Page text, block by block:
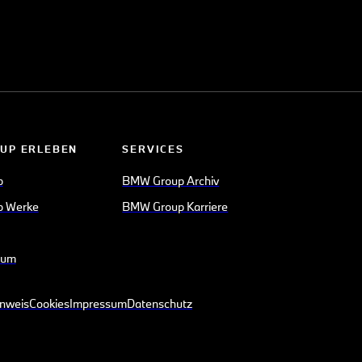
ERLEBEN
Werke
SERVICES
BMW Group Archiv
BMW Group Karriere
CookiesImpressumDatenschutz